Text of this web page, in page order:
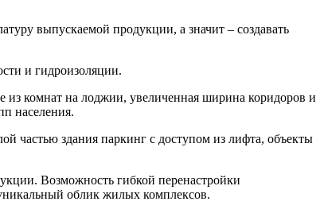
выпускаемой продукции, а значит – создавать
и гидроизоляции.
из комнат на лоджии, увеличенная ширина коридоров и
населения.
частью здания паркинг с доступом из лифта, объекты
Возможность гибкой перенастройки
облик жилых комплексов.